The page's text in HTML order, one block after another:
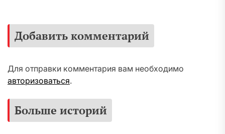
Добавить комментарий
Для отправки комментария вам необходимо
авторизоваться.
Больше историй